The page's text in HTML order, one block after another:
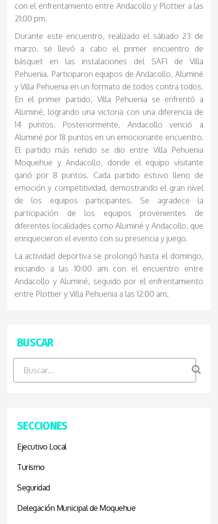
con el enfrentamiento entre Andacollo y Plottier a las
21:00 pm.
Durante este encuentro, realizado el sábado 23 de
marzo, se llevó a cabo el primer encuentro de
básquet en las instalaciones del SAF1 de Villa
Pehuenia. Participaron equipos de Andacollo, Aluminé
y Villa Pehuenia en un formato de todos contra todos.
En el primer partido, Villa Pehuenia se enfrentó a
Aluminé, logrando una victoria con una diferencia de
14 puntos. Posteriormente, Andacollo venció a
Aluminé por 18 puntos en un emocionante encuentro.
El partido más reñido se dio entre Villa Pehuenia
Moquehue y Andacollo, donde el equipo visitante
ganó por 8 puntos. Cada partido estuvo lleno de
emoción y competitividad, demostrando el gran nivel
de los equipos participantes. Se agradece la
participación de los equipos provenientes de
diferentes localidades como Aluminé y Andacollo, que
enriquecieron el evento con su presencia y juego.
La actividad deportiva se prolongó hasta el domingo,
iniciando a las 10:00 am con el encuentro entre
Andacollo y Aluminé, seguido por el enfrentamiento
entre Plottier y Villa Pehuenia a las 12:00 am.
BUSCAR
SECCIONES
Ejecutivo Local
Turismo
Seguridad
Delegación Municipal de Moquehue